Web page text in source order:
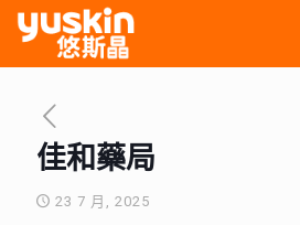
佳和藥局
23 7 月, 2025